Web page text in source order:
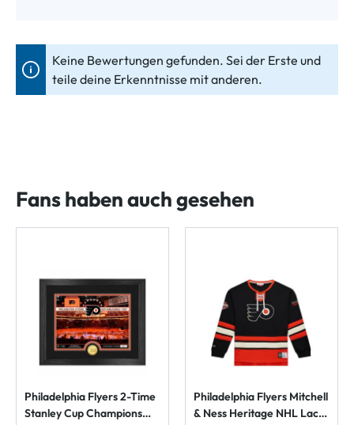
Keine Bewertungen gefunden. Sei der Erste und
teile deine Erkenntnisse mit anderen.
Fans haben auch gesehen
Philadelphia Flyers 2-Time
Stanley Cup Champions
Philadelphia Flyers Mitchell
& Ness Heritage NHL Lace-